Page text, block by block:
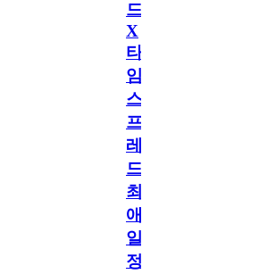
드
X
타
임
스
프
레
드]
최
애
일
정